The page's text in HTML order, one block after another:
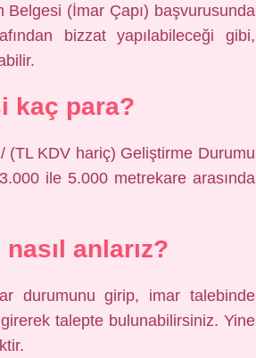
Belgesi (İmar Çapı) başvurusunda
bizzat yapılabileceği gibi,
kaç para?
(TL KDV hariç) Geliştirme Durumu
ile 5.000 metrekare arasında
anlarız?
durumunu girip, imar talebinde
talepte bulunabilirsiniz. Yine